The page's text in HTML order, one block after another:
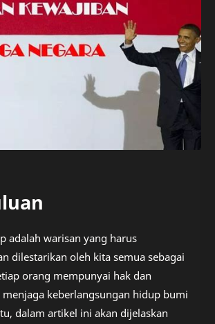
adalah warisan yang harus
dilestarikan oleh kita semua sebagai
orang mempunyai hak dan
keberlangsungan hidup bumi
dalam artikel ini akan dijelaskan